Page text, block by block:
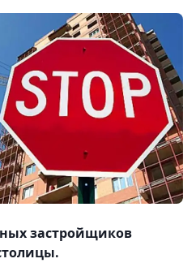
застройщиков